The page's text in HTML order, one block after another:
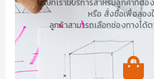
หรือ สั่งซื้อเพื่อลอง
ลูกค้าสามารถเลือกช่องทางได้